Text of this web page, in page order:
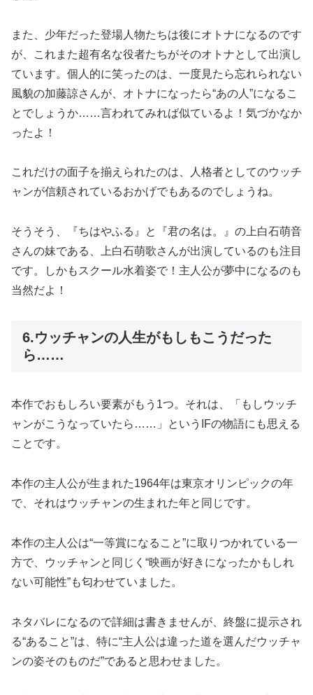
また、少年だった登場人物たちは後にオトナになるのです
が、これまた超有名な役者たちがそのオトナとして出演し
ています。個人的に笑ったのは、一度見たら忘れられない
風貌の加藤諒さんが、オトナになったら“あの人”になるこ
とでしょうか……言われてみれば似ているよ！気づかなか
ったよ！
これだけの面子を揃えられたのは、人格者としてのウッチ
ャンが信頼されているおかげでもあるのでしょうね。
そうそう、『ちはやふる』と『君の名は。』の上白石萌音
さんの妹である、上白石萌歌さんが出演しているのも注目
です。しかもスクール水着姿で！主人公が夢中になるのも
当然だよ！
6.ウッチャンの人生がもしもこうだった
ら……
本作でおもしろい要素がもう1つ。それは、「もしウッチ
ャンがこうなっていたら……」というIFの物語にも思える
ことです。
本作の主人公が生まれた1964年は東京オリンピックの年
で、それはウッチャンの生まれた年と同じです。
本作の主人公は“一等賞になること”に取りつかれている一
方で、ウッチャンと同じく“映画が好きになったかもしれ
ない可能性”も匂わせていました。
ネタバレになるので詳細は書きませんが、終盤に提示され
る“あること”は、特に“主人公は違った道を選んだウッチャ
ンの姿そのものだ”であると思わせました。